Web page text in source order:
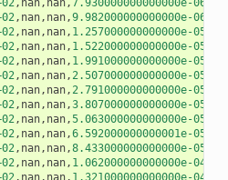
, nan, nan,7.930000000000000e-06
, nan, nan,9.982000000000000e-06
, nan, nan, 1.257000000000000e-05
, nan, nan, 1.522000000000000e-05
, nan, nan, 1.991000000000000e-05
, nan, nan,2.507000000000000e-05
, nan, nan,2.791000000000000e-05
, nan, nan,3.807000000000000e-05
, nan, nan,5.063000000000000e-05
, nan, nan,6.592000000000001e-05
, nan, nan,8.433000000000000e-05
, nan, nan, 1.062000000000000e-04
, nan, nan, 1.321000000000000e-04